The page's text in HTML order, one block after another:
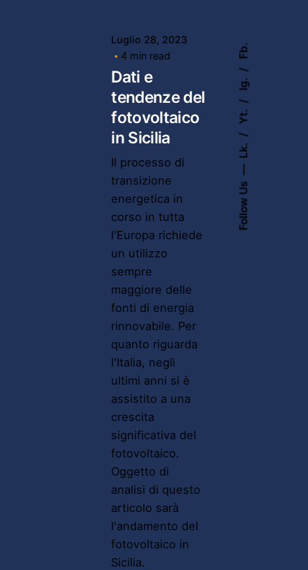
Follow Us
Lk.
Yt.
Ig.
Fb.
Luglio 28, 2023
4 min read
Dati e
tendenze del
fotovoltaico
in Sicilia
Il processo di
transizione
energetica in
corso in tutta
l'Europa richiede
un utilizzo
sempre
maggiore delle
fonti di energia
rinnovabile. Per
quanto riguarda
l'Italia, negli
ultimi anni si è
assistito a una
crescita
significativa del
fotovoltaico.
Oggetto di
analisi di questo
articolo sarà
l'andamento del
fotovoltaico in
Sicilia.